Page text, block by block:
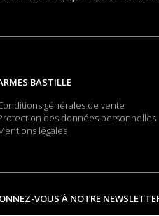
BASTILLE
générales de vente
des données personnelles
légales
VOUS À NOTRE